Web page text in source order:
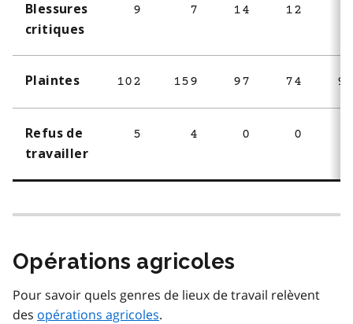
Blessures
critiques
9 7 14 12
Plaintes 102 159 97 74 94
Refus de
travailler
5 4 0 0
Opérations agricoles
Pour savoir quels genres de lieux de travail relèvent
des opérations agricoles.